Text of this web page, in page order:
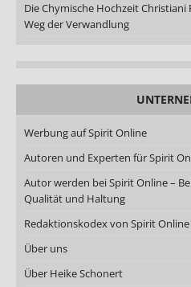
Die Chymische Hochzeit Christiani
Weg der Verwandlung
Werbung auf Spirit Online
Autoren und Experten für Spirit
Autor werden bei Spirit Online –
Qualität und Haltung
Redaktionskodex von Spirit Online
Über uns
Über Heike Schonert